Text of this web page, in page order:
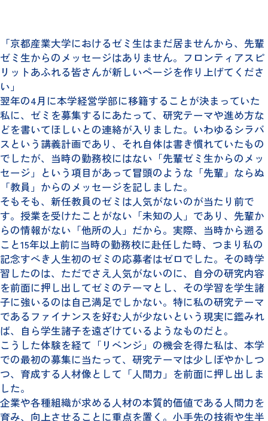
「京都産業大学におけるゼミ生はまだ居ませんから、先輩
ゼミ生からのメッセージはありません。フロンティアスピ
リットあふれる皆さんが新しいページを作り上げてくださ
い」
翌年の4月に本学経営学部に移籍することが決まっていた
私に、ゼミを募集するにあたって、研究テーマや進め方な
どを書いてほしいとの連絡が入りました。いわゆるシラバ
スという講義計画であり、それ自体は書き慣れていたもの
でしたが、当時の勤務校にはない「先輩ゼミ生からのメッ
セージ」という項目があって冒頭のような「先輩」ならぬ
「教員」からのメッセージを記しました。
そもそも、新任教員のゼミは人気がないのが当たり前で
す。授業を受けたことがない「未知の人」であり、先輩か
らの情報がない「他所の人」だから。実際、当時から遡る
こと15年以上前に当時の勤務校に赴任した時、つまり私の
記念すべき人生初のゼミの応募者はゼロでした。その時学
習したのは、ただでさえ人気がないのに、自分の研究内容
を前面に押し出してゼミのテーマとし、その学習を学生諸
子に強いるのは自己満足でしかない。特に私の研究テーマ
であるファイナンスを好む人が少ないという現実に鑑みれ
ば、自ら学生諸子を遠ざけているようなものだと。
こうした体験を経て「リベンジ」の機会を得た私は、本学
での最初の募集に当たって、研究テーマは少しぼやかしつ
つ、育成する人材像として「人間力」を前面に押し出しま
した。
企業や各種組織が求める人材の本質的価値である人間力を
育み、向上させることに重点を置く。小手先の技術や生半